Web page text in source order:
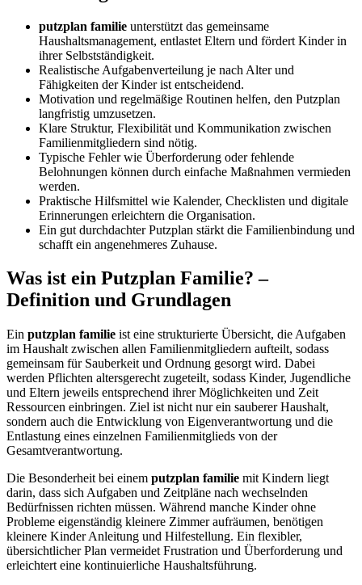
putzplan familie unterstützt das gemeinsame
Haushaltsmanagement, entlastet Eltern und fördert Kinder in
ihrer Selbstständigkeit.
Realistische Aufgabenverteilung je nach Alter und
Fähigkeiten der Kinder ist entscheidend.
Motivation und regelmäßige Routinen helfen, den Putzplan
langfristig umzusetzen.
Klare Struktur, Flexibilität und Kommunikation zwischen
Familienmitgliedern sind nötig.
Typische Fehler wie Überforderung oder fehlende
Belohnungen können durch einfache Maßnahmen vermieden
werden.
Praktische Hilfsmittel wie Kalender, Checklisten und digitale
Erinnerungen erleichtern die Organisation.
Ein gut durchdachter Putzplan stärkt die Familienbindung und
schafft ein angenehmeres Zuhause.
Was ist ein Putzplan Familie? –
Definition und Grundlagen
Ein putzplan familie ist eine strukturierte Übersicht, die Aufgaben
im Haushalt zwischen allen Familienmitgliedern aufteilt, sodass
gemeinsam für Sauberkeit und Ordnung gesorgt wird. Dabei
werden Pflichten altersgerecht zugeteilt, sodass Kinder, Jugendliche
und Eltern jeweils entsprechend ihrer Möglichkeiten und Zeit
Ressourcen einbringen. Ziel ist nicht nur ein sauberer Haushalt,
sondern auch die Entwicklung von Eigenverantwortung und die
Entlastung eines einzelnen Familienmitglieds von der
Gesamtverantwortung.
Die Besonderheit bei einem putzplan familie mit Kindern liegt
darin, dass sich Aufgaben und Zeitpläne nach wechselnden
Bedürfnissen richten müssen. Während manche Kinder ohne
Probleme eigenständig kleinere Zimmer aufräumen, benötigen
kleinere Kinder Anleitung und Hilfestellung. Ein flexibler,
übersichtlicher Plan vermeidet Frustration und Überforderung und
erleichtert eine kontinuierliche Haushaltsführung.